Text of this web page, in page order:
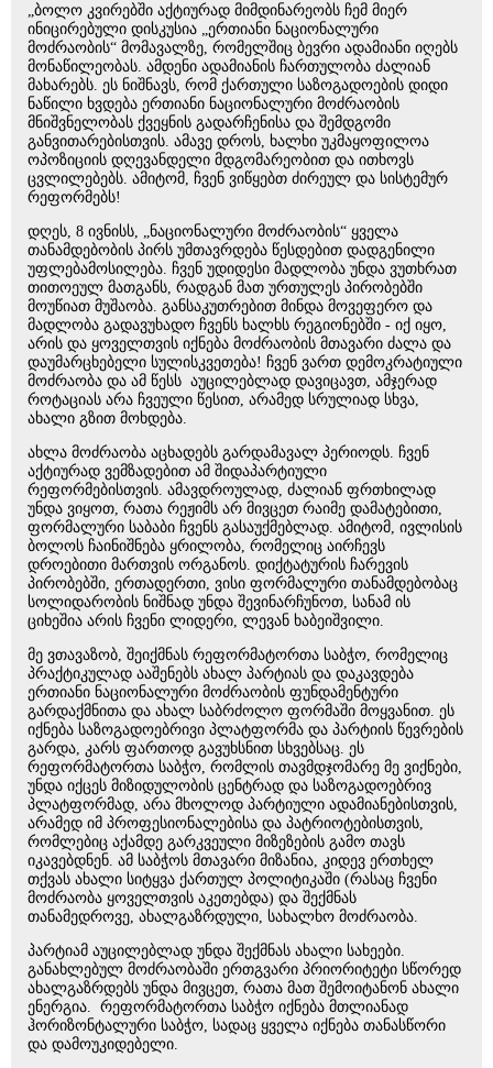
„ბოლო კვირებში აქტიურად მიმდინარეობს ჩემ მიერ
ინიცირებული დისკუსია „ერთიანი ნაციონალური
მოძრაობის“ მომავალზე, რომელშიც ბევრი ადამიანი იღებს
მონაწილეობას. ამდენი ადამიანის ჩართულობა ძალიან
მახარებს. ეს ნიშნავს, რომ ქართული საზოგადოების დიდი
ნაწილი ხვდება ერთიანი ნაციონალური მოძრაობის
მნიშვნელობას ქვეყნის გადარჩენისა და შემდგომი
განვითარებისთვის. ამავე დროს, ხალხი უკმაყოფილოა
ოპოზიციის დღევანდელი მდგომარეობით და ითხოვს
ცვლილებებს. ამიტომ, ჩვენ ვიწყებთ ძირეულ და სისტემურ
რეფორმებს!
დღეს, 8 ივნისს, „ნაციონალური მოძრაობის“ ყველა
თანამდებობის პირს უმთავრდება წესდებით დადგენილი
უფლებამოსილება. ჩვენ უდიდესი მადლობა უნდა ვუთხრათ
თითოეულ მათგანს, რადგან მათ ურთულეს პირობებში
მოუწიათ მუშაობა. განსაკუთრებით მინდა მოვეფერო და
მადლობა გადავუხადო ჩვენს ხალხს რეგიონებში - იქ იყო,
არის და ყოველთვის იქნება მოძრაობის მთავარი ძალა და
დაუმარცხებელი სულისკვეთება! ჩვენ ვართ დემოკრატიული
მოძრაობა და ამ წესს აუცილებლად დავიცავთ, ამჯერად
როტაციას არა ჩვეული წესით, არამედ სრულიად სხვა,
ახალი გზით მოხდება.
ახლა მოძრაობა აცხადებს გარდამავალ პერიოდს. ჩვენ
აქტიურად ვემზადებით ამ შიდაპარტიული
რეფორმებისთვის. ამავდროულად, ძალიან ფრთხილად
უნდა ვიყოთ, რათა რეჟიმს არ მივცეთ რაიმე დამატებითი,
ფორმალური საბაბი ჩვენს გასაუქმებლად. ამიტომ, ივლისის
ბოლოს ჩაინიშნება ყრილობა, რომელიც აირჩევს
დროებითი მართვის ორგანოს. დიქტატურის ჩარევის
პირობებში, ერთადერთი, ვისი ფორმალური თანამდებობაც
სოლიდარობის ნიშნად უნდა შევინარჩუნოთ, სანამ ის
ციხეშია არის ჩვენი ლიდერი, ლევან ხაბეიშვილი.
მე ვთავაზობ, შეიქმნას რეფორმატორთა საბჭო, რომელიც
პრაქტიკულად ააშენებს ახალ პარტიას და დაკავდება
ერთიანი ნაციონალური მოძრაობის ფუნდამენტური
გარდაქმნითა და ახალ საბრძოლო ფორმაში მოყვანით. ეს
იქნება საზოგადოებრივი პლატფორმა და პარტიის წევრების
გარდა, კარს ფართოდ გავუხსნით სხვებსაც. ეს
რეფორმატორთა საბჭო, რომლის თავმდჯომარე მე ვიქნები,
უნდა იქცეს მიზიდულობის ცენტრად და საზოგადოებრივ
პლატფორმად, არა მხოლოდ პარტიული ადამიანებისთვის,
არამედ იმ პროფესიონალებისა და პატრიოტებისთვის,
რომლებიც აქამდე გარკვეული მიზეზების გამო თავს
იკავებდნენ. ამ საბჭოს მთავარი მიზანია, კიდევ ერთხელ
თქვას ახალი სიტყვა ქართულ პოლიტიკაში (რასაც ჩვენი
მოძრაობა ყოველთვის აკეთებდა) და შექმნას
თანამედროვე, ახალგაზრდული, სახალხო მოძრაობა.
პარტიამ აუცილებლად უნდა შექმნას ახალი სახეები.
განახლებულ მოძრაობაში ერთგვარი პრიორიტეტი სწორედ
ახალგაზრდებს უნდა მივცეთ, რათა მათ შემოიტანონ ახალი
ენერგია. რეფორმატორთა საბჭო იქნება მთლიანად
ჰორიზონტალური საბჭო, სადაც ყველა იქნება თანასწორი
და დამოუკიდებელი.